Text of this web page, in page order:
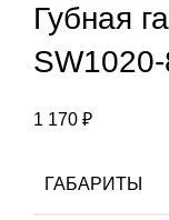
Губная
1 170 ₽
ГАБАРИТЫ